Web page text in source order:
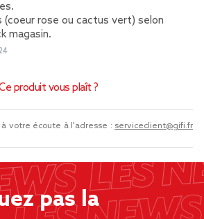
(coeur rose ou cactus vert) selon
magasin.
produit vous plaît ?
votre écoute à l'adresse : serviceclient@gifi.fr
pas la